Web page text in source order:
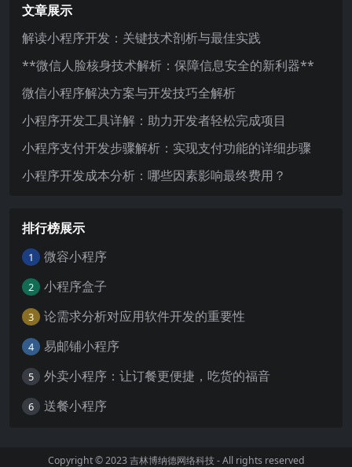
文章展示
解读小程序开发：关键技术剖析与最佳实践
**微信人脸核身技术解析：保障信息安全的新利器**
微信小程序解决方案与开发技巧全解析
小程序开发工具详解：助力开发者轻松完成项目
小程序支付开发步骤解析：实现支付功能的详细步骤
小程序开发成本分析：哪些因素影响最终费用？
排行榜展示
1 微容小程序
2 小程序盒子
3 论需求分析对应用软件开发的重要性
4 易邮铺小程序
5 外卖小程序：让订餐更便捷，吃货的福音
6 送餐小程序
Copyright © 2023吉林博纳德网络科技- All rights reserved